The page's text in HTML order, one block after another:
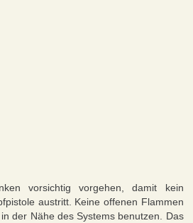
vorsichtig vorgehen, damit kein
austritt. Keine offenen Flammen
der Nähe des Systems benutzen. Das